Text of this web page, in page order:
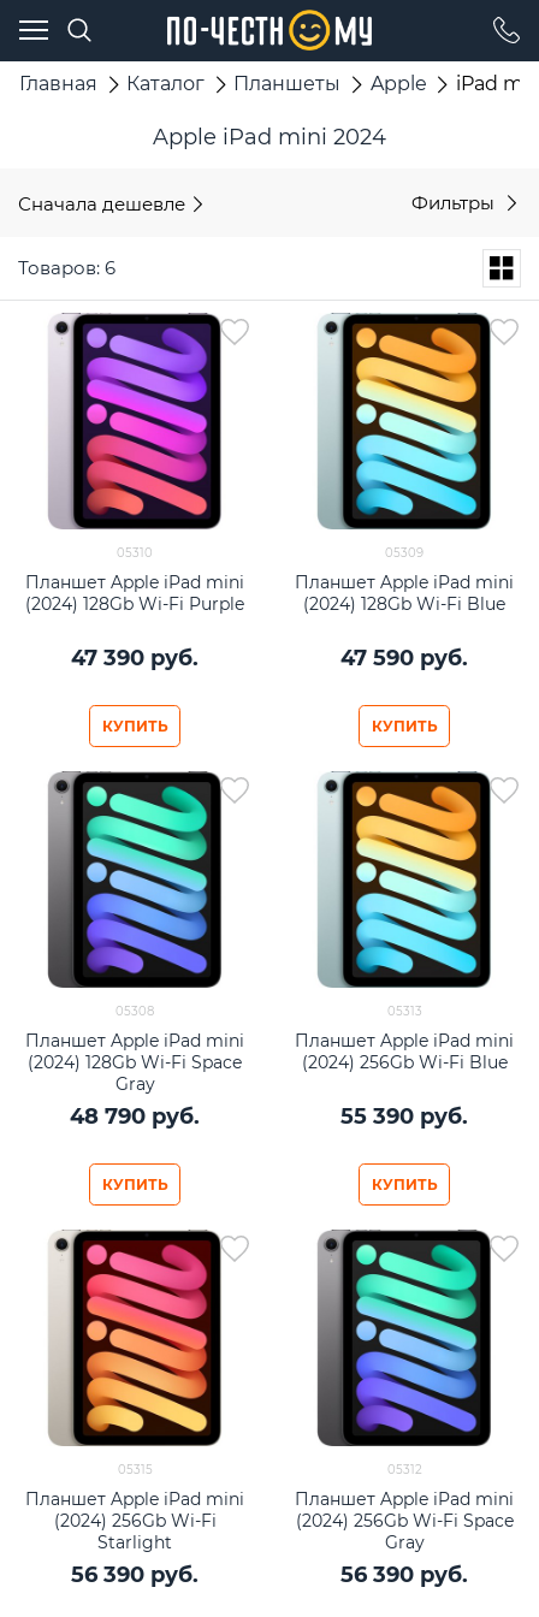
Главная Каталог Планшеты Apple iPad
Apple iPad mini 2024
Сначала дешевле Фильтры
Товаров: 6
05310
Планшет Apple iPad mini
(2024) 128Gb Wi-Fi Purple
47 390 руб.
КУПИТЬ
05309
Планшет Apple iPad mini
(2024) 128Gb Wi-Fi Blue
47 590 руб.
КУПИТЬ
05308
Планшет Apple iPad mini
(2024) 128Gb Wi-Fi Space
Gray
48 790 руб.
КУПИТЬ
05313
Планшет Apple iPad mini
(2024) 256Gb Wi-Fi Blue
55 390 руб.
КУПИТЬ
05315
Планшет Apple iPad mini
(2024) 256Gb Wi-Fi
Starlight
56 390 руб.
05312
Планшет Apple iPad mini
(2024) 256Gb Wi-Fi Space
Gray
56 390 руб.